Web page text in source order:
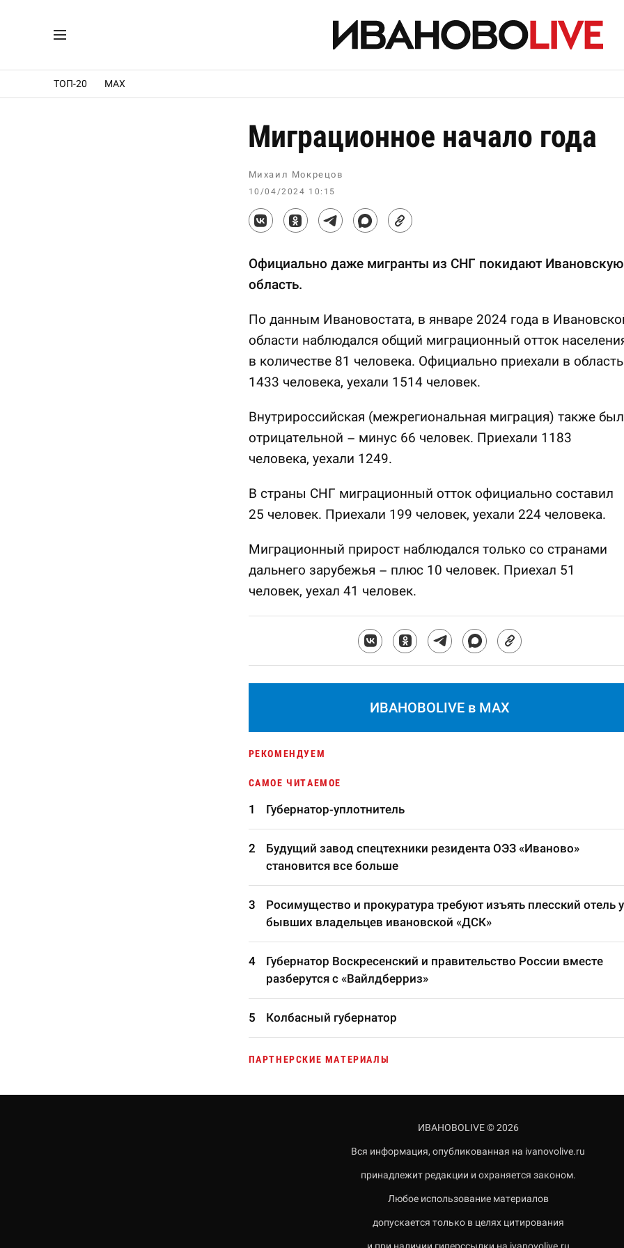
ТОП-20 MAX
Миграционное начало года
Михаил Мокрецов
10/04/2024 10:15
Официально даже мигранты из СНГ покидают Ивановскую
область.
По данным Ивановостата, в январе 2024 года в
области наблюдался общий миграционный отток
в количестве 81 человека. Официально приехали в область
1433 человека, уехали 1514 человек.
Внутрироссийская (межрегиональная миграция) также
отрицательной – минус 66 человек. Приехали 1183
человека, уехали 1249.
В страны СНГ миграционный отток официально составил
25 человек. Приехали 199 человек, уехали 224 человека.
Миграционный прирост наблюдался только со странами
дальнего зарубежья – плюс 10 человек. Приехал 51
человек, уехал 41 человек.
ИВАНОВОLIVE в MAX
РЕКОМЕНДУЕМ
САМОЕ ЧИТАЕМОЕ
Губернатор-уплотнитель
Будущий завод спецтехники резидента ОЭЗ «Иваново»
становится все больше
Росимущество и прокуратура требуют изъять плесский отель у
бывших владельцев ивановской «ДСК»
Губернатор Воскресенский и правительство России вместе
разберутся с «Вайлдберриз»
Колбасный губернатор
ПАРТНЕРСКИЕ МАТЕРИАЛЫ
ИВАНОВОLIVE © 2026
Вся информация, опубликованная на ivanovolive.ru
принадлежит редакции и охраняется законом.
Любое использование материалов
допускается только в целях цитирования